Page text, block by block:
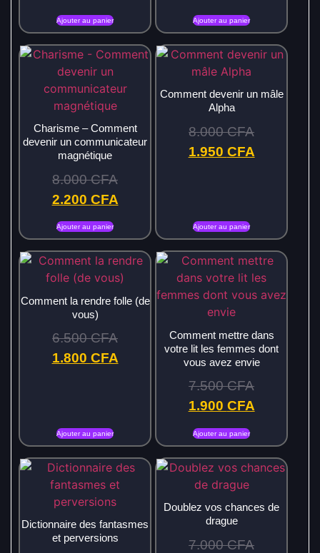
Ajouter au panier Ajouter au panier
Charisme – Comment
devenir un communicateur
magnétique
8.000CFA
2.200 CFA
Ajouter au panier
Comment devenir un mâle
Alpha
8.000CFA
1.950 CFA
Ajouter au panier
Comment la rendre folle (de
vous)
6.500CFA
1.800 CFA
Ajouter au panier
Comment mettre dans
votre lit les femmes dont
vous avez envie
7.500CFA
1.900 CFA
Ajouter au panier
Dictionnaire des fantasmes
et perversions
Doublez vos chances de
drague
7.000CFA